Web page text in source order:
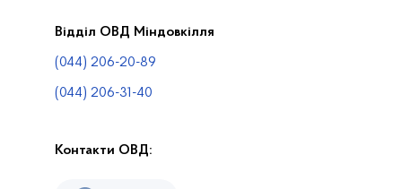
Пошук по Реєстру
Карта планової діяльності
Контакти
Відділ ОВД Міндовкілля
(044) 206-20-89
(044) 206-31-40
Контакти ОВД: